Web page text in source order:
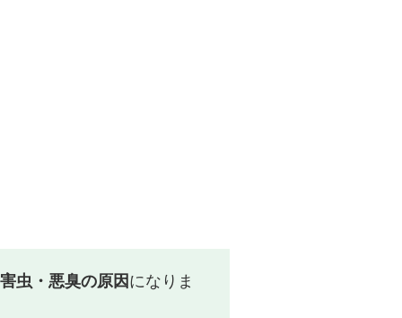
虫・悪臭の原因 になりま